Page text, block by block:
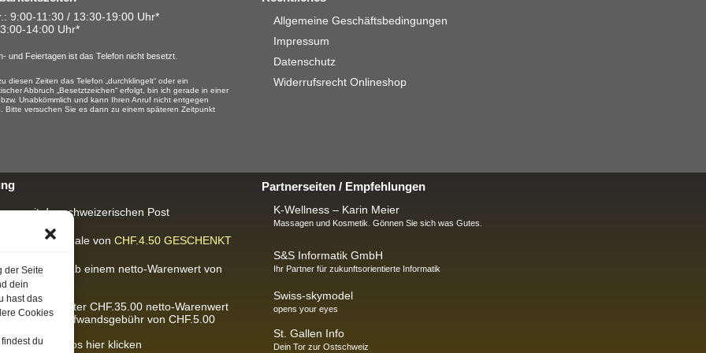
der Seite
dein
hast das
Cookies
du
9:00-11:30 / 13:30-19:00 Uhr*
14:00 Uhr*
und Feiertagen ist das Telefon nicht besetzt.
diesen Zeiten das Telefon „durchklingelt“ oder ein
Abbruch „Besetztzeichen“ erfolgt, bin ich gerade in einer
Unabkömmlich und kann Ihren Anruf nicht entgegen
Bitte versuchen Sie es dann zu einem späteren Zeitpunkt
Allgemeine Geschäftsbedingungen
Impressum
Datenschutz
Widerrufsrecht Onlineshop
mit der schweizerischen Post
von CHF.4.50 GESCHENKT
Lieferung
ab einem netto-Warenwert von
unter CHF.35.00 netto-Warenwert
wir eine Aufwandsgebühr von CHF.5.00
Infos hier klicken
Partnerseiten / Empfehlungen
K-Wellness – Karin Meier
Massagen und Kosmetik. Gönnen Sie sich was Gutes.
S&S Informatik GmbH
Ihr Partner für zukunftsorientierte Informatik
Swiss-skymodel
opens your eyes
St. Gallen Info
Dein Tor zur Ostschweiz